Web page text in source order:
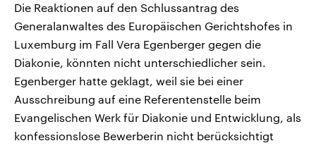
Die Reaktionen auf den Schlussantrag des
Generalanwaltes des Europäischen Gerichtshofes in
Luxemburg im Fall Vera Egenberger gegen die
Diakonie, könnten nicht unterschiedlicher sein.
Egenberger hatte geklagt, weil sie bei einer
Ausschreibung auf eine Referentenstelle beim
Evangelischen Werk für Diakonie und Entwicklung, als
konfessionslose Bewerberin nicht berücksichtigt